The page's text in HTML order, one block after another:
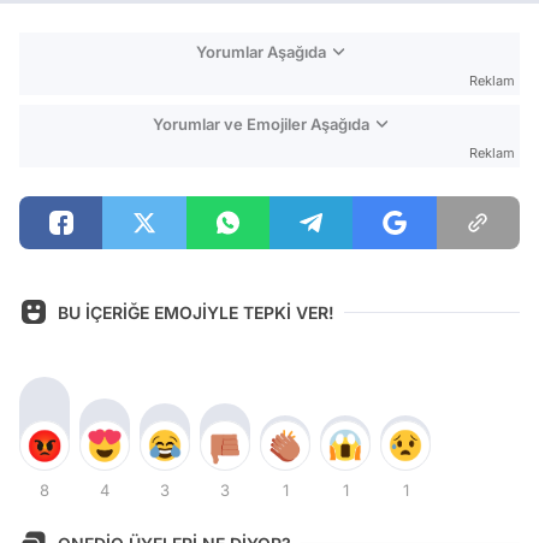
Yorumlar Aşağıda
Reklam
Yorumlar ve Emojiler Aşağıda
Reklam
BU İÇERİĞE EMOJİYLE TEPKİ VER!
8 4 3 3 1 1 1